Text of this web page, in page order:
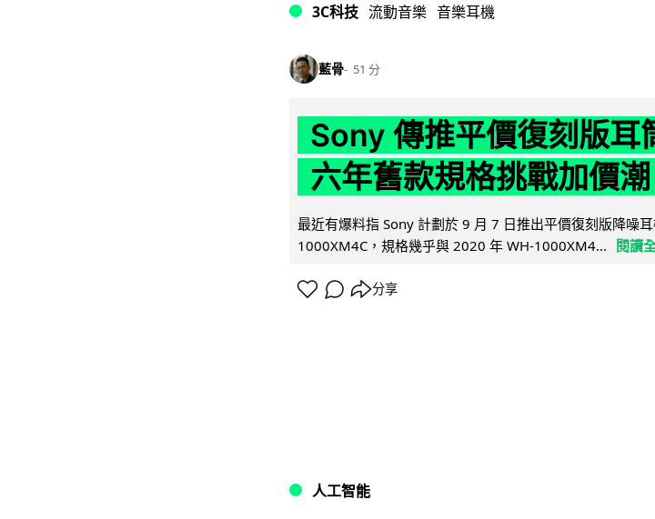
3C科技 流動音樂 音樂耳機
藍骨 51 分
Sony 傳推平價復刻版
六年舊款規格挑戰加價潮
最近有爆料指 Sony 計劃於 9 月 7 日推出平價復刻版降噪
1000XM4C，規格幾乎與 2020 年 WH-1000XM4... 閱讀
分享
人工智能